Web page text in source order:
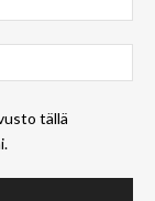
tällä